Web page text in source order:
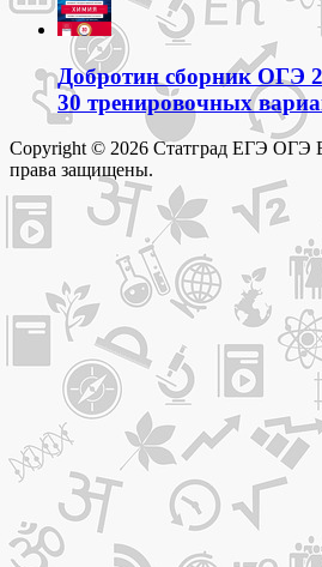
Добротин сборник ОГЭ
30 тренировочных
Copyright © 2026 Статград ЕГЭ
права защищены.